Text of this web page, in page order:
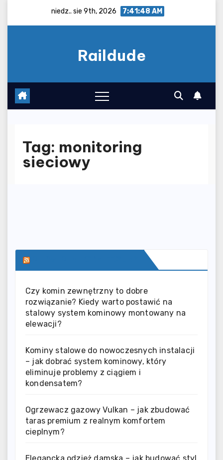
niedz.. sie 9th, 2026 7:41:48 AM
Raildude
Tag: monitoring
sieciowy
Czy komin zewnętrzny to dobre
rozwiązanie? Kiedy warto postawić na
stalowy system kominowy montowany na
elewacji?
Kominy stalowe do nowoczesnych instalacji
– jak dobrać system kominowy, który
eliminuje problemy z ciągiem i
kondensatem?
Ogrzewacz gazowy Vulkan – jak zbudować
taras premium z realnym komfortem
cieplnym?